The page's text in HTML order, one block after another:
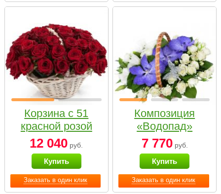
Заказать в один клик
Корзина с 51
красной розой
12 040 руб.
Купить
Заказать в один клик
Композиция
«Водопад»
7 770руб.
Купить